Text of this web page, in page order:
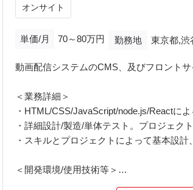
オンサイト
単価/月 70～80万円 勤務地 東京都,渋
動画配信システムのCMS、及びフロント
＜業務詳細＞
・HTML/CSS/JavaScript/node.js/Reactに
・詳細設計/製造/単体テスト。プロジェク
・スキルとプロジェクトによって基本設
＜開発環境/使用技術等＞